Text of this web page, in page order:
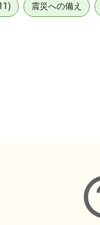
震災への備え